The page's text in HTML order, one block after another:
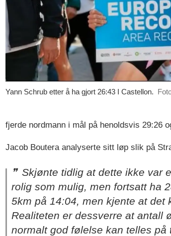
Yann Schrub etter å ha gjort 26:43 I Castellon.
fjerde nordmann i mål på henoldsvis 29:26
Jacob Boutera analyserte sitt løp slik på
Skjønte tidlig at dette ikke var
rolig som mulig, men fortsatt ha
5km på 14:04, men kjente at det
Realiteten er dessverre at antall
normalt god følelse kan telles